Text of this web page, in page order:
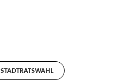
STADTRATSWAHL